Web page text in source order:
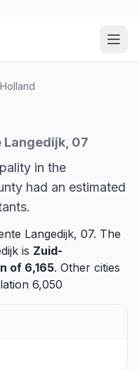
Langedijk, 07
in the
had an estimated
Langedijk, 07. The
is Zuid-
of 6,165. Other cities
6,050